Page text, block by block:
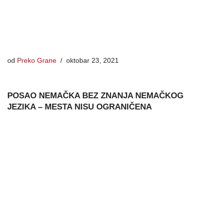
od Preko Grane oktobar 23, 2021
POSAO NEMAČKA BEZ ZNANJA NEMAČKOG
JEZIKA – MESTA NISU OGRANIČENA